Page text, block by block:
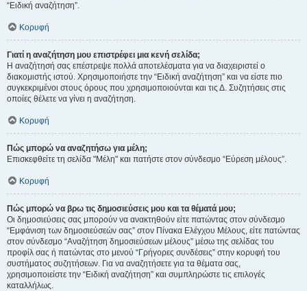
“Ειδική αναζήτηση”.
Κορυφή
Γιατί η αναζήτηση μου επιστρέφει μια κενή σελίδα;
Η αναζήτησή σας επέστρεψε πολλά αποτελέσματα για να διαχειριστεί ο
διακομιστής ιστού. Χρησιμοποιήστε την “Ειδική αναζήτηση” και να είστε πιο
συγκεκριμένοι στους όρους που χρησιμοποιούνται και τις Δ. Συζητήσεις στις
οποίες θέλετε να γίνει η αναζήτηση.
Κορυφή
Πώς μπορώ να αναζητήσω για μέλη;
Επισκεφθείτε τη σελίδα "Μέλη" και πατήστε στον σύνδεσμο “Εύρεση μέλους”.
Κορυφή
Πώς μπορώ να βρω τις δημοσιεύσεις μου και τα θέματά μου;
Οι δημοσιεύσεις σας μπορούν να ανακτηθούν είτε πατώντας στον σύνδεσμο
“Εμφάνιση των δημοσιεύσεών σας” στον Πίνακα Ελέγχου Μέλους, είτε πατώντας
στον σύνδεσμο “Αναζήτηση δημοσιεύσεων μέλους” μέσω της σελίδας του
προφίλ σας ή πατώντας στο μενού “Γρήγορες συνδέσεις” στην κορυφή του
συστήματος συζητήσεων. Για να αναζητήσετε για τα θέματα σας,
χρησιμοποιείστε την “Ειδική αναζήτηση” και συμπληρώστε τις επιλογές
καταλλήλως.